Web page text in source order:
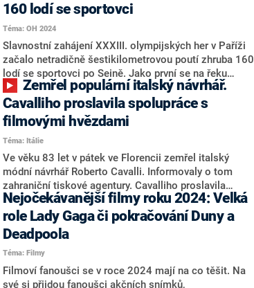
160 lodí se sportovci
Téma: OH 2024
Slavnostní zahájení XXXIII. olympijských her v Paříži
začalo netradičně šestikilometrovou poutí zhruba 160
lodí se sportovci po Seině. Jako první se na řeku
vydali Řekové. Výpravy s výjimkou ruské a běloruské,
které Mezinárodní olympijský výbor kvůli válečné
agresi na Ukrajině z defilé vyloučil, připlují na
Trocadéro. Tam se uskuteční program a nezbytné
formality.
Cavalliho proslavila spolupráce s
filmovými hvězdami
Téma: Itálie
Ve věku 83 let v pátek ve Florencii zemřel italský
módní návrhář Roberto Cavalli. Informovaly o tom
zahraniční tiskové agentury. Cavalliho proslavila
spolupráce s filmovými hvězdami, jakými byly Brigitte
Bardotová či Sophia Lorenová. V módě mu byl blízký
výstřední styl a potisky inspirované přírodou.
Nejočekávanější filmy roku 2024: Velká
role Lady Gaga či pokračování Duny a
Deadpoola
Téma: Filmy
Filmoví fanoušci se v roce 2024 mají na co těšit. Na
své si přijdou fanoušci akčních snímků,